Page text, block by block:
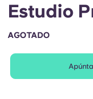
Estudio
AGOTADO